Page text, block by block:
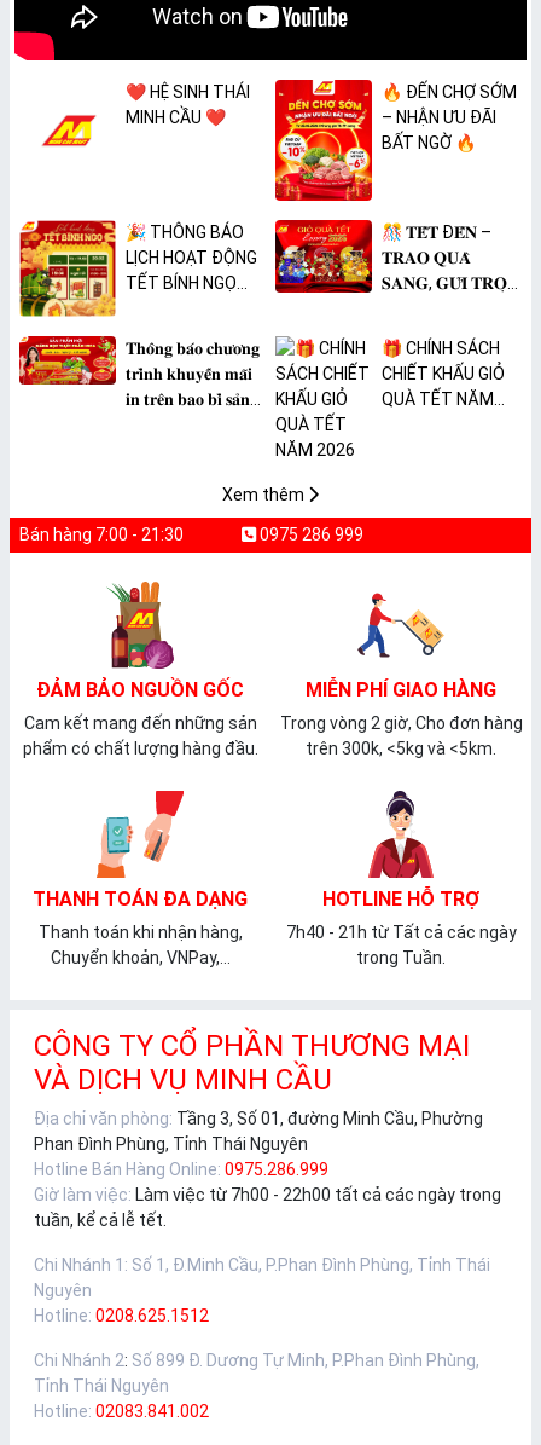
❤️ HỆ SINH THÁI
MINH CẦU ❤️
🔥 ĐẾN CHỢ SỚM
– NHẬN ƯU ĐÃI
BẤT NGỜ 🔥
🎉 THÔNG BÁO
LỊCH HOẠT ĐỘNG
TẾT BÍNH NGỌ
🎊 𝐓𝐄̂́𝐓 Đ𝐄̂́𝐍 –
𝐓𝐑𝐀𝐎 𝐐𝐔𝐀̀
𝐒𝐀𝐍𝐆, 𝐆𝐔̛̉𝐈 𝐓𝐑𝐎̣𝐍
𝐓𝐡𝐨̂𝐧𝐠 𝐛𝐚́𝐨 𝐜𝐡𝐮̛𝐨̛𝐧𝐠
𝐭𝐫𝐢̀𝐧𝐡 𝐤𝐡𝐮𝐲𝐞̂́𝐧 𝐦𝐚̃𝐢
𝐢𝐧 𝐭𝐫𝐞̂𝐧 𝐛𝐚𝐨 𝐛𝐢̀ 𝐬𝐚̉𝐧
🎁 CHÍNH SÁCH
CHIẾT KHẤU GIỎ
QUÀ TẾT NĂM
Xem thêm
Bán hàng 7:00 - 21:30 0975 286 999
ĐẢM BẢO NGUỒN GỐC
Cam kết mang đến những sản
phẩm có chất lượng hàng đầu.
MIỄN PHÍ GIAO HÀNG
Trong vòng 2 giờ, Cho đơn hàng
trên 300k, <5kg và <5km.
THANH TOÁN ĐA DẠNG
Thanh toán khi nhận hàng,
Chuyển khoản, VNPay,...
HOTLINE HỖ TRỢ
7h40 - 21h từ Tất cả các ngày
trong Tuần.
CÔNG TY CỔ PHẦN THƯƠNG MẠI
VÀ DỊCH VỤ MINH CẦU
Địa chỉ văn phòng: Tầng 3, Số 01, đường Minh Cầu, Phường
Phan Đình Phùng, Tỉnh Thái Nguyên
Hotline Bán Hàng Online: 0975.286.999
Giờ làm việc: Làm việc từ 7h00 - 22h00 tất cả các ngày trong
tuần, kể cả lễ tết.
Chi Nhánh 1 : Số 1, Đ.Minh Cầu, P.Phan Đình Phùng, Tỉnh Thái
Nguyên
Hotline: 0208.625.1512
Chi Nhánh 2: Số 899 Đ. Dương Tự Minh, P.Phan Đình Phùng,
Tỉnh Thái Nguyên
Hotline: 02083.841.002